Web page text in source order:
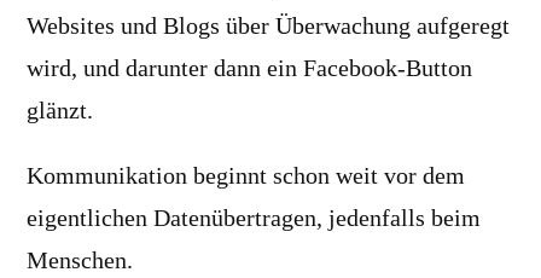
Websites und Blogs über Überwachung aufgeregt
wird, und darunter dann ein Facebook-Button
glänzt.
Kommunikation beginnt schon weit vor dem
eigentlichen Datenübertragen, jedenfalls beim
Menschen.